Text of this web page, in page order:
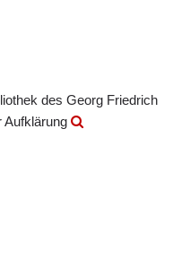
des Georg Friedrich
Aufklärung